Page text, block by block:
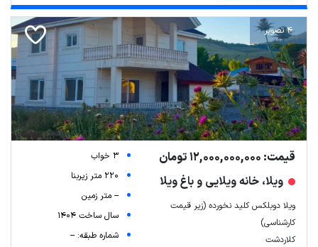
4 تصویر
قیمت: 12,000,000,000 تومان
ویلا، خانه ویلایی و باغ ویلا
ویلا دوبلکس کلید نخورده (زیر قیمت
کارشناسی)
کلاردشت
3 خواب
220 متر زیربنا
-- متر زمین
سال ساخت 1404
شماره طبقه: --